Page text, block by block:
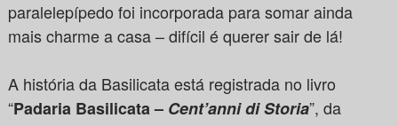
paralelepípedo foi incorporada para somar ainda
mais charme a casa – difícil é querer sair de lá!
A história da Basilicata está registrada no livro
“Padaria Basilicata – Cent’anni di Storia”, da